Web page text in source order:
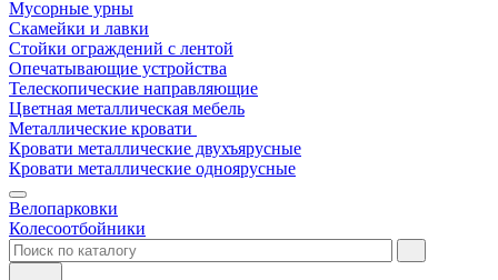
Мусорные урны
Скамейки и лавки
Стойки ограждений с лентой
Опечатывающие устройства
Телескопические направляющие
Цветная металлическая мебель
Металлические кровати
Кровати металлические двухъярусные
Кровати металлические одноярусные
Велопарковки
Колесоотбойники